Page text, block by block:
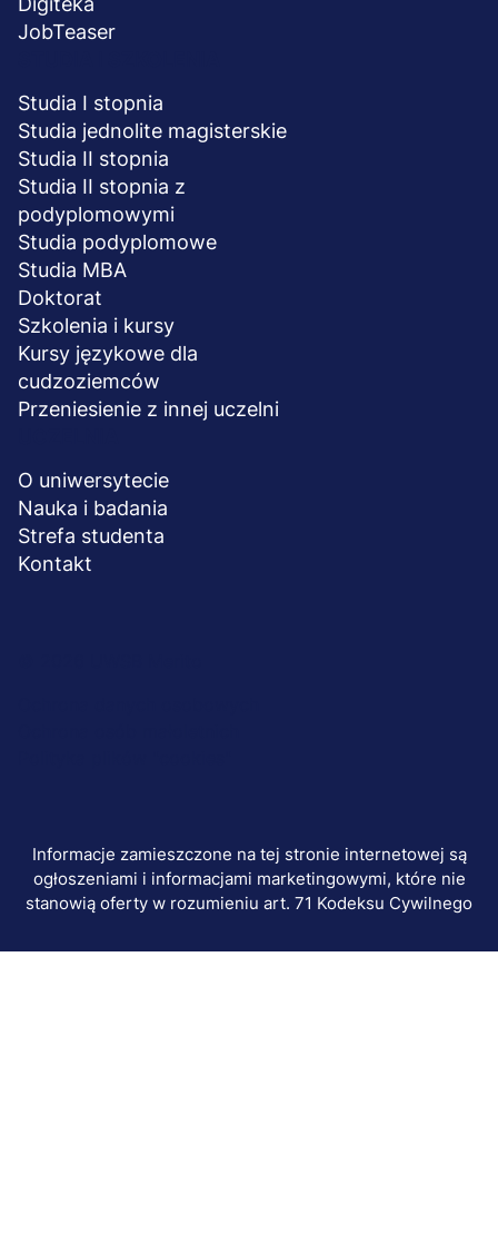
JobTeaser
Studia I stopnia
Studia jednolite magisterskie
Studia II stopnia
Studia II stopnia z
podyplomowymi
Studia podyplomowe
Studia MBA
Doktorat
Szkolenia i kursy
Kursy językowe dla
cudzoziemców
Przeniesienie z innej uczelni
O uniwersytecie
Nauka i badania
Strefa studenta
Kontakt
Informacje zamieszczone na tej stronie internetowej są
ogłoszeniami i informacjami marketingowymi, które nie
stanowią oferty w rozumieniu art. 71 Kodeksu Cywilnego